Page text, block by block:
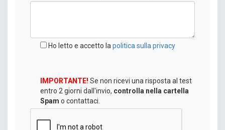
Ho letto e accetto la politica sulla privacy
IMPORTANTE! Se non ricevi una risposta al test
entro 2 giorni dall'invio, controlla nella cartella
Spam o contattaci.